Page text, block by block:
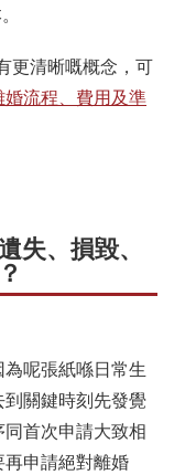
更清晰嘅概念，可
流程、費用及準
失、損毀、
呢張紙喺日常生
關鍵時刻先發覺
首次申請大致相
申請絕對離婚